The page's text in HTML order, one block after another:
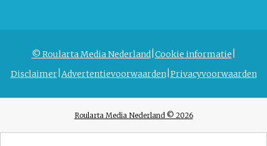
© Roularta Media Nederland Cookie informatie
Disclaimer Advertentievoorwaarden Privacyvoorwaarden
Roularta Media Nederland © 2026